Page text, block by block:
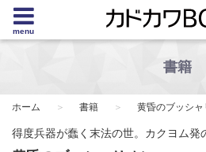
menu
書籍
ホーム 書籍 黄昏のブッシャ
得度兵器が蠢く末法の世。カクヨム発